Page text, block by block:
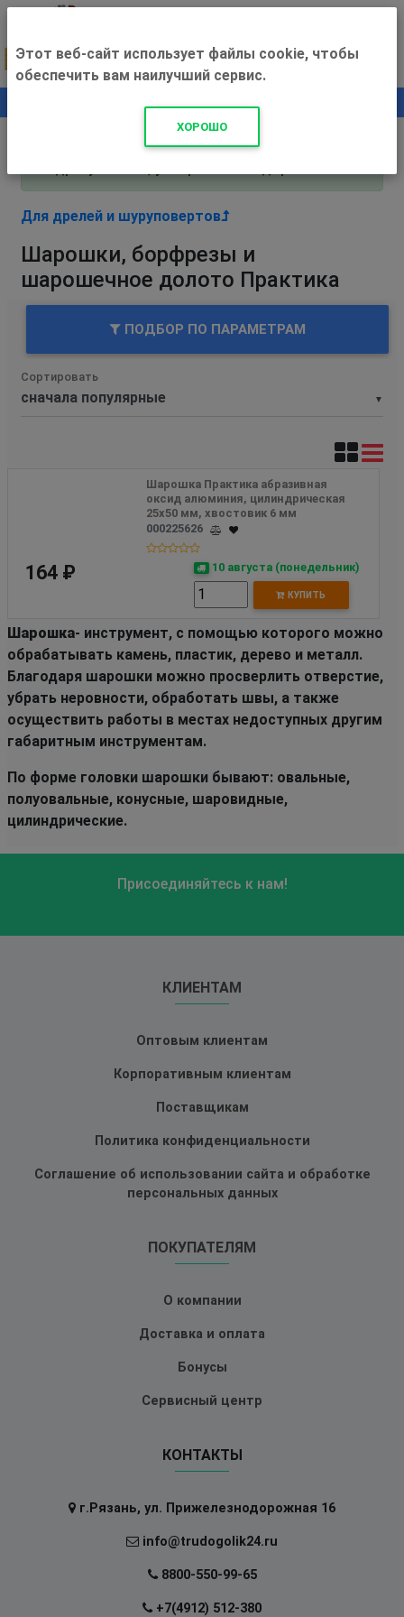
+500 ₽
Внимание! С 3 августа магазин работает по
Для дрелей и шуруповертов
Шарошки, борфрезы и
шарошечное долото Практика
ПОДБОР ПО ПАРАМЕТРАМ
▼
Сортировать
Шарошка Практика абразивная
оксид алюминия, цилиндрическая
25х50 мм, хвостовик 6 мм
000225626
164 ₽ 10 августа (понедельник)
КУПИТЬ
Шарошка- инструмент, с помощью которого можно
обрабатывать камень, пластик, дерево и металл.
Благодаря шарошки можно просверлить отверстие,
убрать неровности, обработать швы, а также
осуществить работы в местах недоступных другим
габаритным инструментам.
По форме головки шарошки бывают: овальные,
полуовальные, конусные, шаровидные,
цилиндрические.
Присоединяйтесь к нам!
КЛИЕНТАМ
Оптовым клиентам
Корпоративным клиентам
Поставщикам
Политика конфиденциальности
Соглашение об использовании сайта и обработке
персональных данных
ПОКУПАТЕЛЯМ
О компании
Доставка и оплата
Бонусы
Сервисный центр
КОНТАКТЫ
г.Рязань, ул. Прижелезнодорожная 16
info@trudogolik24.ru
8800-550-99-65
+7(4912) 512-380
Этот веб-сайт использует файлы cookie, чтобы
обеспечить вам наилучший сервис.
ХОРОШО